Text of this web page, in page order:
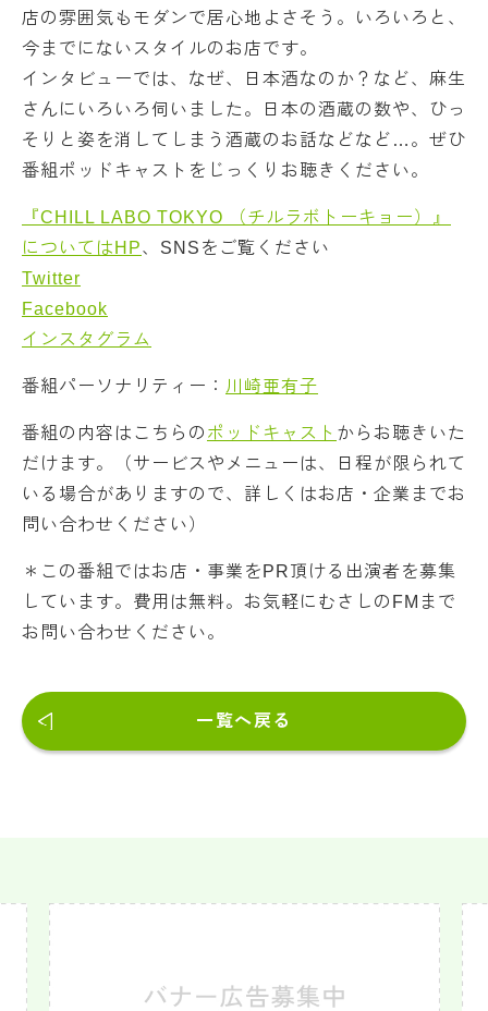
店の雰囲気もモダンで居心地よさそう。いろいろと、
今までにないスタイルのお店です。
インタビューでは、なぜ、日本酒なのか？など、麻生
さんにいろいろ伺いました。日本の酒蔵の数や、ひっ
そりと姿を消してしまう酒蔵のお話などなど…。ぜひ
番組ポッドキャストをじっくりお聴きください。
『CHILL LABO TOKYO （チルラボトーキョー）』
についてはHP、SNSをご覧ください
Twitter
Facebook
インスタグラム
番組パーソナリティー： 川崎亜有子
番組の内容はこちらの ポッドキャスト からお聴きいた
だけます。（サービスやメニューは、日程が限られて
いる場合がありますので、詳しくはお店・企業までお
問い合わせください）
＊この番組ではお店・事業をPR頂ける出演者を募集
しています。費用は無料。お気軽にむさしのFMまで
お問い合わせください。
一覧へ戻る